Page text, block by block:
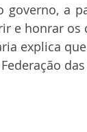
governo, a
e honrar os
explica
das